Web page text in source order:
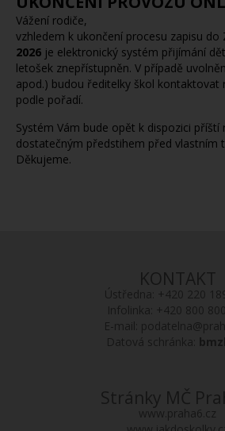
Vážení rodiče,
vzhledem k ukončení procesu zapisu do
2026 je elektronický systém přijímání
letošek znepřístupněn. V případě
apod.) budou ředitelky škol kontaktovat
podle pořadí.
Systém Vám bude opět k dispozici příští
dostatečným předstihem před vlastním
Děkujeme.
KONTAKT
Ústředna: +420 220
Infolinka: +420 800
E-mail:
Datová schránka:
Stránky MČ
www.praha6.cz